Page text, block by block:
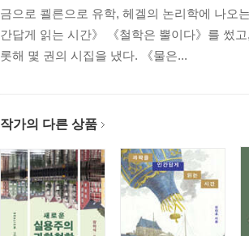
금으로 쾰른으로 유학, 헤겔의 논리학에 나오
간답게 읽는 시간》 《철학은 뿔이다》를 썼
롯해 몇 권의 시집을 냈다. 《물은...
작가의 다른 상품